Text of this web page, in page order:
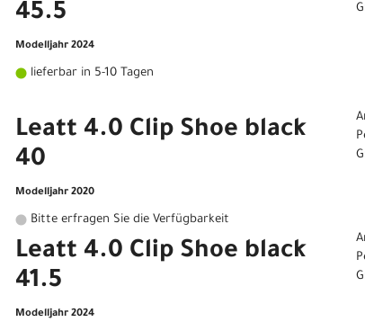
45.5
Modelljahr 2024
lieferbar in 5-10 Tagen
Leatt 4.0 Clip Shoe black
40
Modelljahr 2020
Bitte erfragen Sie die Verfügbarkeit
Leatt 4.0 Clip Shoe black
41.5
Modelljahr 2024